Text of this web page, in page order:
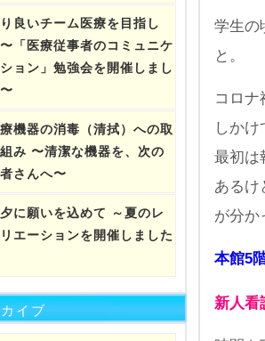
良いチーム医療を目指し
「医療従事者のコミュニケ
ョン」勉強会を開催しまし
機器の消毒（清拭）への取
組み 〜清潔な機器を、次の
さんへ〜
に願いを込めて ～夏のレ
エーションを開催しました
イブ
学生の
と。
コロナ
しかけ
最初は
あるけ
が分か
本館5
新人看